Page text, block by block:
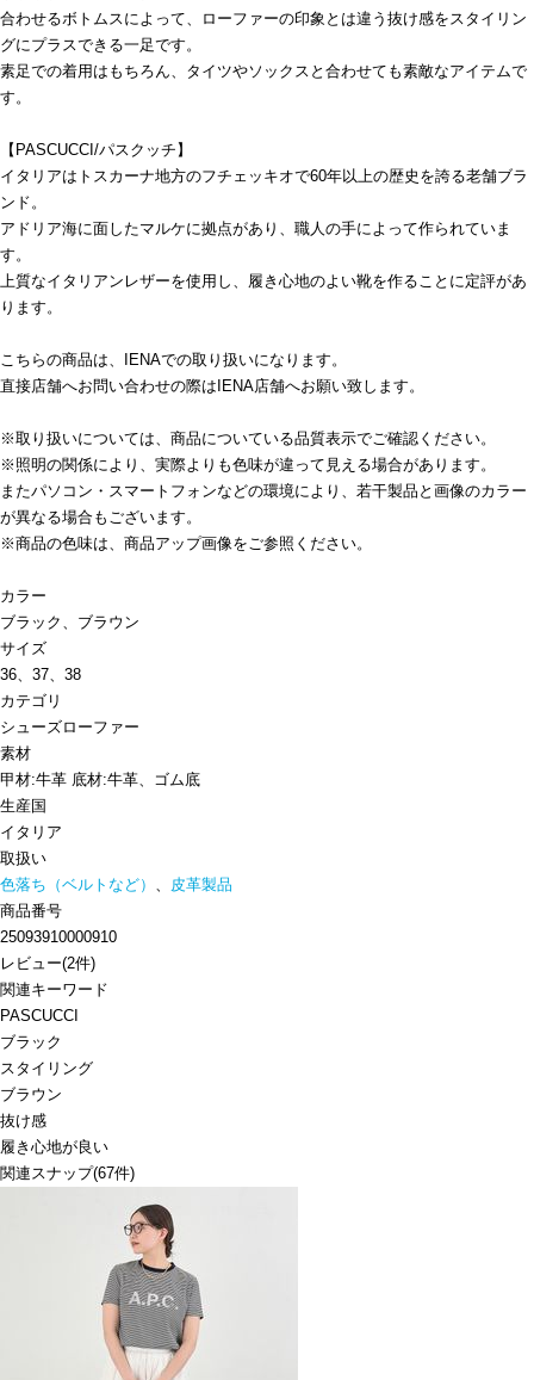
合わせるボトムスによって、ローファーの印象とは違う抜け感をスタイリン
グにプラスできる一足です。
素足での着用はもちろん、タイツやソックスと合わせても素敵なアイテムで
す。
【PASCUCCI/パスクッチ】
イタリアはトスカーナ地方のフチェッキオで60年以上の歴史を誇る老舗ブラ
ンド。
アドリア海に面したマルケに拠点があり、職人の手によって作られていま
す。
上質なイタリアンレザーを使用し、履き心地のよい靴を作ることに定評があ
ります。
こちらの商品は、IENAでの取り扱いになります。
直接店舗へお問い合わせの際はIENA店舗へお願い致します。
※取り扱いについては、商品についている品質表示でご確認ください。
※照明の関係により、実際よりも色味が違って見える場合があります。
またパソコン・スマートフォンなどの環境により、若干製品と画像のカラー
が異なる場合もございます。
※商品の色味は、商品アップ画像をご参照ください。
カラー
ブラック、ブラウン
サイズ
36、37、38
カテゴリ
シューズローファー
素材
甲材:牛革 底材:牛革、ゴム底
生産国
イタリア
取扱い
色落ち（ベルトなど） 、 皮革製品
商品番号
25093910000910
レビュー(2件)
関連キーワード
PASCUCCI
ブラック
スタイリング
ブラウン
抜け感
履き心地が良い
関連スナップ(67件)